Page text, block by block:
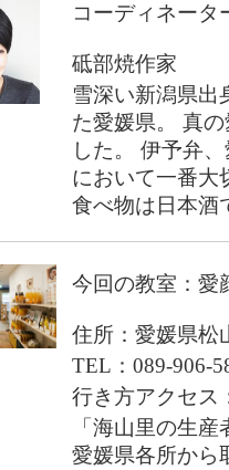
コーディネータ
砥部焼作家
雪深い新潟県出
た愛媛県。 真
した。 伊予弁
において一番大
食べ物は日本酒
今回の教室：愛
住所：愛媛県松
TEL：089-906-
行き方アクセス
「海山里の生
愛媛県各所から